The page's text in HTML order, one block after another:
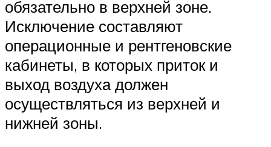
обязательно в верхней зоне.
Исключение составляют
операционные и рентгеновские
кабинеты, в которых приток и
выход воздуха должен
осуществляться из верхней и
нижней зоны.